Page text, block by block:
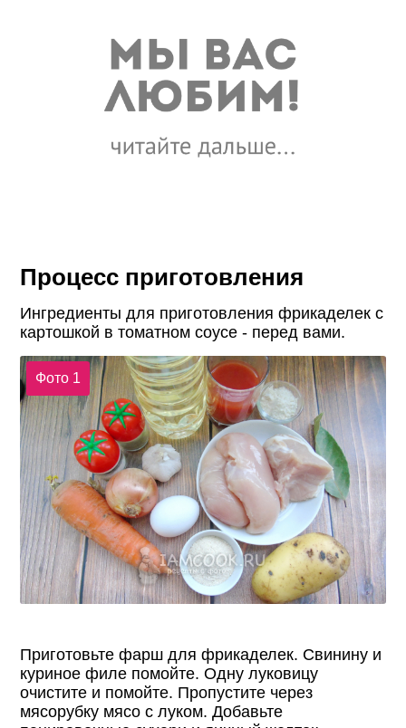
Процесс приготовления
Ингредиенты для приготовления фрикаделек с
картошкой в томатном соусе - перед вами.
Фото 1
Приготовьте фарш для фрикаделек. Свинину и
куриное филе помойте. Одну луковицу
очистите и помойте. Пропустите через
мясорубку мясо с луком. Добавьте